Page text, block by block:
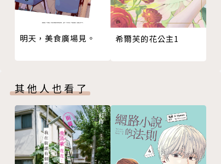
明天，美食廣場見。 希爾芙的花公主1
其他人也看了